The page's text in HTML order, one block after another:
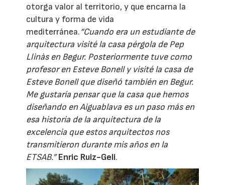
otorga valor al territorio, y que encarna la
cultura y forma de vida
mediterránea.“Cuando era un estudiante de
arquitectura visité la casa pérgola de Pep
Llinàs en Begur. Posteriormente tuve como
profesor en Esteve Bonell y visité la casa de
Esteve Bonell que diseñó también en Begur.
Me gustaría pensar que la casa que hemos
diseñando en Aiguablava es un paso más en
esa historia de la arquitectura de la
excelencia que estos arquitectos nos
transmitieron durante mis años en la
ETSAB.”Enric Ruiz-Geli.